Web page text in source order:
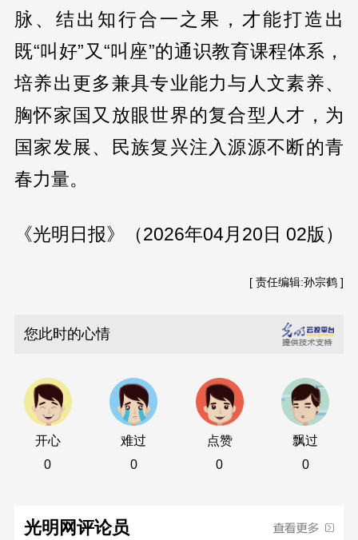
脉、结出知行合一之果，才能打造出
既“叫好”又“叫座”的通识教育课程体系，
培养出更多兼具专业能力与人文素养、
胸怀家国又放眼世界的复合型人才，为
国家发展、民族复兴注入源源不断的青
春力量。
《光明日报》（2026年04月20日 02版）
[ 责任编辑:孙宗鹤 ]
您此时的心情
开心
0
难过
0
点赞
0
飘过
0
光明网评论员